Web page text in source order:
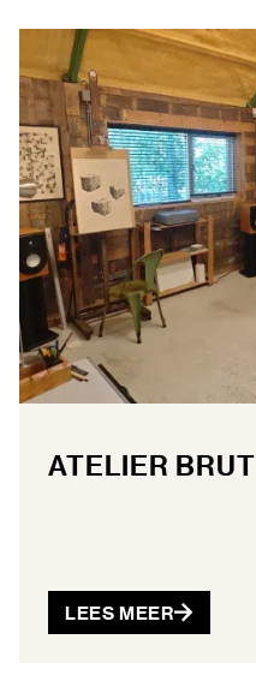
ATELIER BRUT
LEES MEER